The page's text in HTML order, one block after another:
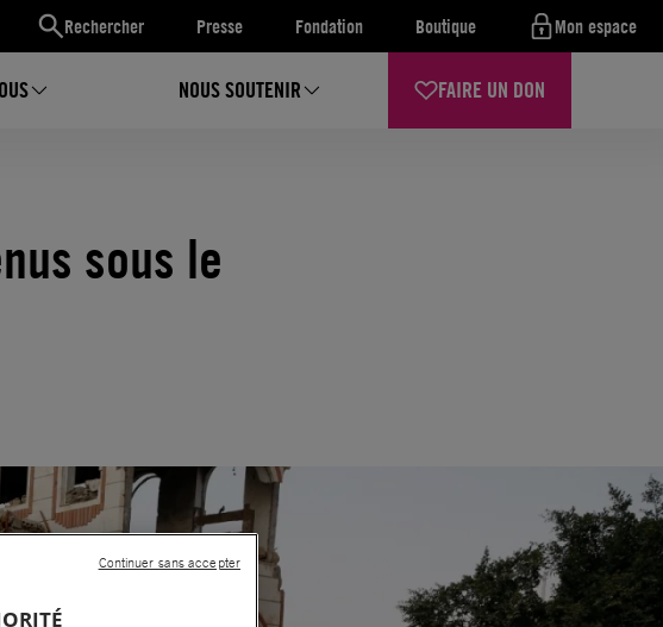
Rechercher Presse Fondation Boutique Mon espace
NOUS SOUTENIR FAIRE UN DON
sous le
Continuer sans accepter